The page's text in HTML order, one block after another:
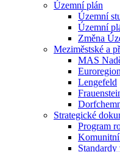
Územní plán
Územní
Územní
Změna
Meziměstské a
MAS
Lengefeld
Strategické
Program
Komunitní